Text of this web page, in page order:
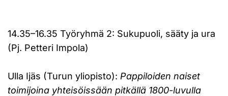
14.35–16.35 Työryhmä 2: Sukupuoli, sääty ja ura
(Pj. Petteri Impola)
Ulla Ijäs (Turun yliopisto): Pappiloiden naiset
toimijoina yhteisöissään pitkällä 1800-luvulla